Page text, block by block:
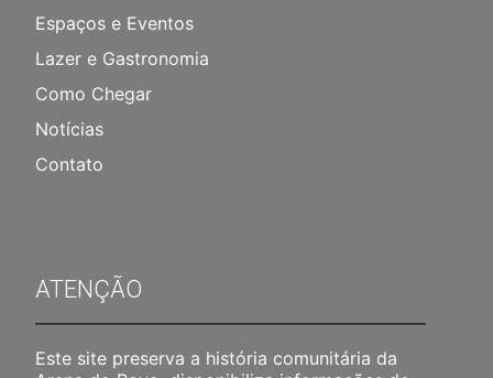
Espaços e Eventos
Lazer e Gastronomia
Como Chegar
Notícias
Contato
ATENÇÃO
Este site preserva a história comunitária da